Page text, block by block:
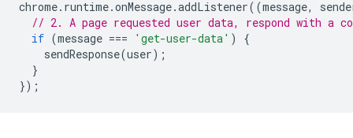
chrome. runtime.onMessage.addListener((message,
// 2. A page requested user data, respond with a
if (message === 'get-user-data' )
{
sendResponse(user);
}
});